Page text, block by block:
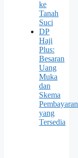
ke
Tanah
Suci
DP
Haji
Plus:
Besaran
Uang
Muka
dan
Skema
Pembayaran
yang
Tersedia